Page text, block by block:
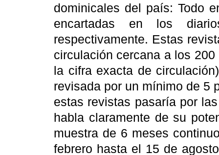
dominicales del país: Todo
encartadas en los
respectivamente. Estas
circulación cercana a los
la cifra exacta de
revisada por un mínimo de 5
estas revistas pasaría por
habla claramente de su
muestra de 6 meses
febrero hasta el 15 de